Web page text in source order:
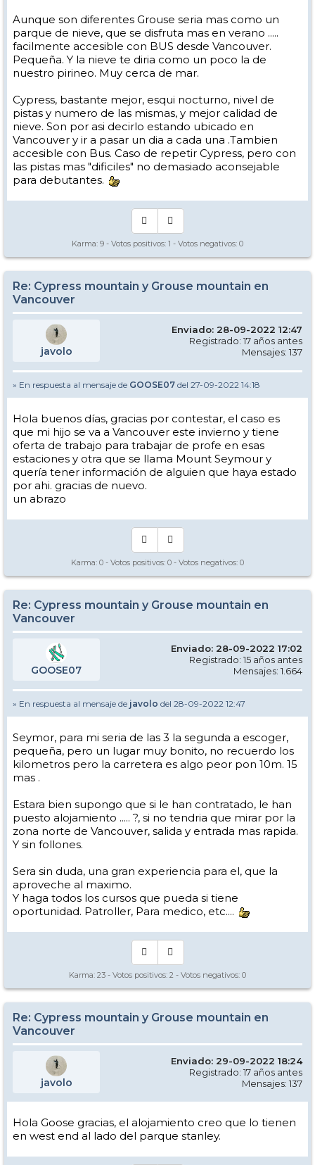
Aunque son diferentes Grouse seria mas como un
parque de nieve, que se disfruta mas en verano .....
facilmente accesible con BUS desde Vancouver.
Pequeña. Y la nieve te diria como un poco la de
nuestro pirineo. Muy cerca de mar.
Cypress, bastante mejor, esqui nocturno, nivel de
pistas y numero de las mismas, y mejor calidad de
nieve. Son por asi decirlo estando ubicado en
Vancouver y ir a pasar un dia a cada una .Tambien
accesible con Bus. Caso de repetir Cypress, pero con
las pistas mas "dificiles" no demasiado aconsejable
para debutantes.
Karma: 9 - Votos positivos: 1 - Votos negativos: 0
Re: Cypress mountain y Grouse mountain en
Vancouver
javolo
Enviado: 28-09-2022 12:47
Registrado: 17 años antes
Mensajes: 137
» En respuesta al mensaje de GOOSE07 del 27-09-2022 14:18
Hola buenos días, gracias por contestar, el caso es
que mi hijo se va a Vancouver este invierno y tiene
oferta de trabajo para trabajar de profe en esas
estaciones y otra que se llama Mount Seymour y
quería tener información de alguien que haya estado
por ahi. gracias de nuevo.
un abrazo
Karma: 0 - Votos positivos: 0 - Votos negativos: 0
Re: Cypress mountain y Grouse mountain en
Vancouver
GOOSE07
Enviado: 28-09-2022 17:02
Registrado: 15 años antes
Mensajes: 1.664
» En respuesta al mensaje de javolo del 28-09-2022 12:47
Seymor, para mi seria de las 3 la segunda a escoger,
pequeña, pero un lugar muy bonito, no recuerdo los
kilometros pero la carretera es algo peor pon 10m. 15
mas .
Estara bien supongo que si le han contratado, le han
puesto alojamiento ..... ?, si no tendria que mirar por la
zona norte de Vancouver, salida y entrada mas rapida.
Y sin follones.
Sera sin duda, una gran experiencia para el, que la
aproveche al maximo.
Y haga todos los cursos que pueda si tiene
oportunidad. Patroller, Para medico, etc....
Karma: 23 - Votos positivos: 2 - Votos negativos: 0
Re: Cypress mountain y Grouse mountain en
Vancouver
javolo
Enviado: 29-09-2022 18:24
Registrado: 17 años antes
Mensajes: 137
Hola Goose gracias, el alojamiento creo que lo tienen
en west end al lado del parque stanley.